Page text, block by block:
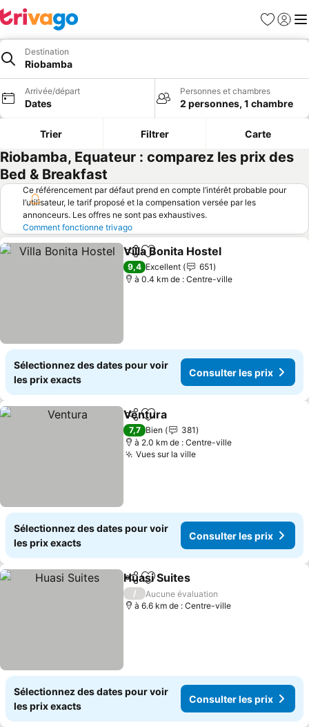
Favoris
Se
Destination
Riobamba
Arrivée/départ
Dates
Personnes et chambres
2 personnes, 1 chambre
Trier Filtrer Carte
Riobamba, Equateur : comparez les prix des
Bed & Breakfast
Ce référencement par défaut prend en compte l’intérêt probable pour
l’utilisateur, le tarif proposé et la compensation versée par les
annonceurs. Les offres ne sont pas exhaustives.
Comment fonctionne trivago
PartagerAjouter à mes favoris
Villa Bonita Hostel
9,4 Excellent
651
à 0.4 km de : Centre-ville
Sélectionnez des dates pour voir
les prix exacts
Consulter les prix
PartagerAjouter à mes favoris
Ventura
7,7 Bien
381
à 2.0 km de : Centre-ville
Vues sur la villeConsulter les prix
Sélectionnez des dates pour voir
les prix exacts
Consulter les prix
PartagerAjouter à mes favoris
Huasi Suites
/
Aucune évaluation
à 6.6 km de : Centre-ville
Sélectionnez des dates pour voir
les prix exacts
Consulter les prix